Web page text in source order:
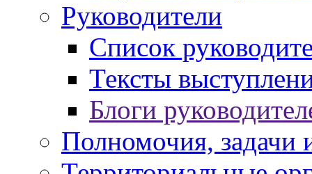
Руководители
Список
Тексты
Блоги
Полномочия, задачи